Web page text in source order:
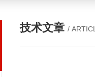
技术文章 /